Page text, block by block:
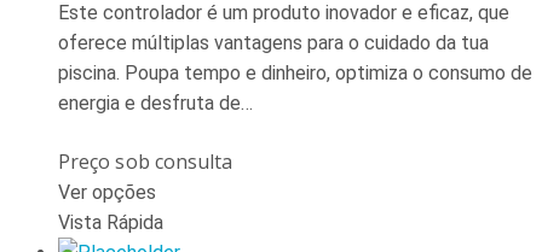
Este controlador é um produto inovador e eficaz, que
oferece múltiplas vantagens para o cuidado da tua
piscina. Poupa tempo e dinheiro, optimiza o consumo de
energia e desfruta de…
Preço sob consulta
Ver opções
Vista Rápida